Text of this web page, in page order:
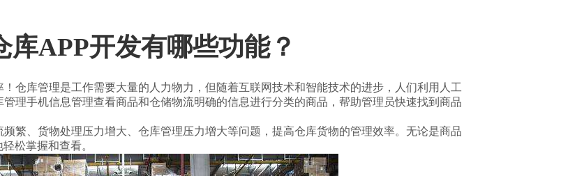
库APP开发有哪些功能？
仓库管理是工作需要大量的人力物力，但随着互联网技术和智能技术的进步，人们利用人工
理手机信息管理查看商品和仓储物流明确的信息进行分类的商品，帮助管理员快速找到商品
繁、货物处理压力增大、仓库管理压力增大等问题，提高仓库货物的管理效率。无论是商品
松掌握和查看。